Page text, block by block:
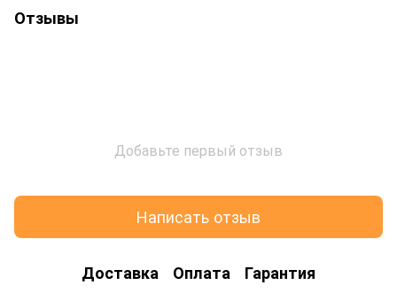
Отзывы
Добавьте первый отзыв
Написать отзыв
Доставка Оплата Гарантия